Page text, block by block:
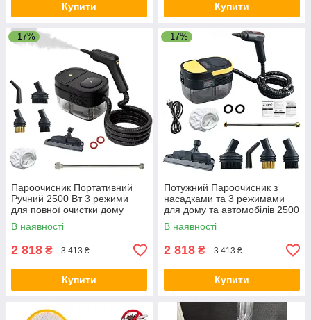
Купити Купити
–17%
Пароочисник Портативний
Ручний 2500 Вт 3 режими
для повної очистки дому
1600 мл Чорний
В наявності
2 818 ₴ 3 413 ₴
Купити
–17%
Потужний Пароочисник з
насадками та 3 режимами
для дому та автомобілів 2500
Вт/1600 мл Жовто-Чорний
В наявності
2 818 ₴ 3 413 ₴
Купити